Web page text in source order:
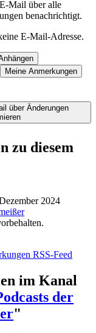
Mail über alle
benachrichtigt.
E-Mail-Adresse.
Meine Anmerkungen
über Änderungen
zu diesem
2024
RSS-Feed
im Kanal
der
"